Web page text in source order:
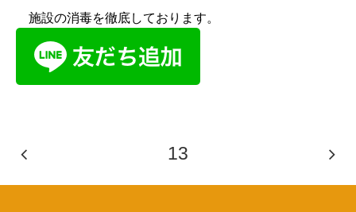
施設の消毒を徹底しております。
13